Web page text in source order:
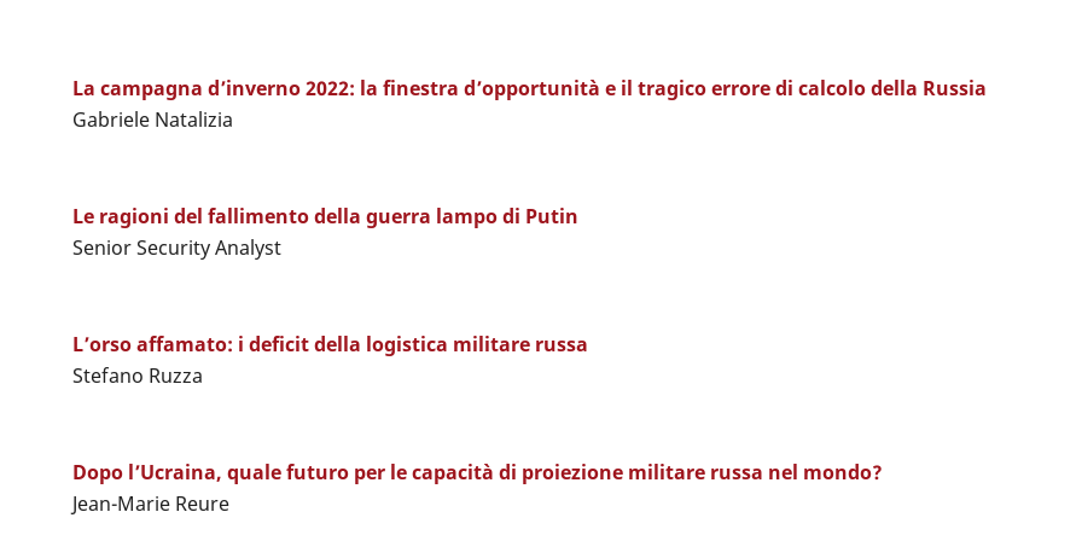
La campagna d’inverno 2022: la finestra d’opportunità e il tragico errore di calcolo della Russia
Gabriele Natalizia
Le ragioni del fallimento della guerra lampo di Putin
Senior Security Analyst
L’orso affamato: i deficit della logistica militare russa
Stefano Ruzza
Dopo l’Ucraina, quale futuro per le capacità di proiezione militare russa nel mondo?
Jean-Marie Reure